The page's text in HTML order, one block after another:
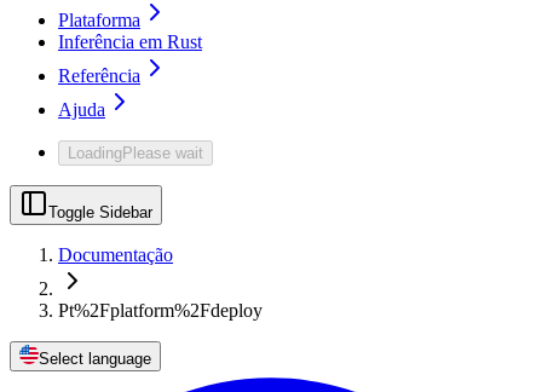
Plataforma
Inferência em Rust
Referência
Ajuda
LoadingPlease wait
Toggle Sidebar
Documentação
Pt%2Fplatform%2Fdeploy
Select language